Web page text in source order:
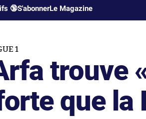
🔞S'abonnerLe Magazine
1
trouve
que la